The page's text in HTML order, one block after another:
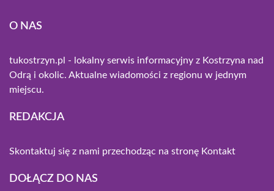
O NAS
tukostrzyn.pl - lokalny serwis informacyjny z Kostrzyna nad
Odrą i okolic. Aktualne wiadomości z regionu w jednym
miejscu.
REDAKCJA
Skontaktuj się z nami przechodząc na stronę Kontakt
DOŁĄCZ DO NAS